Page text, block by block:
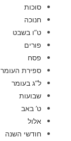
סוכות
חנוכה
ט”ו בשבט
פורים
פסח
ספירת העומר
ל”ג בעומר
שבועות
ט’ באב
אלול
חודשי השנה